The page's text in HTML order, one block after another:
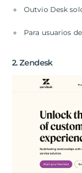
Outvio Desk
Para usuarios
2. Zendesk